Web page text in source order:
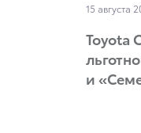
15 августа
Toyota
и